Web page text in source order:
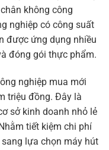
không công
nghiệp có công suất
được ứng dụng nhiều
đóng gói thực phẩm.
nghiệp mua mới
triệu đồng. Đây là
sở kinh doanh nhỏ lẻ
tiết kiệm chi phí
lựa chọn máy hút